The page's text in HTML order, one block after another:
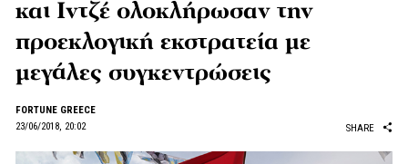
και Ιντζέ ολοκλήρωσαν την
προεκλογική εκστρατεία με
μεγάλες συγκεντρώσεις
FORTUNE GREECE
23/06/2018, 20:02
SHARE